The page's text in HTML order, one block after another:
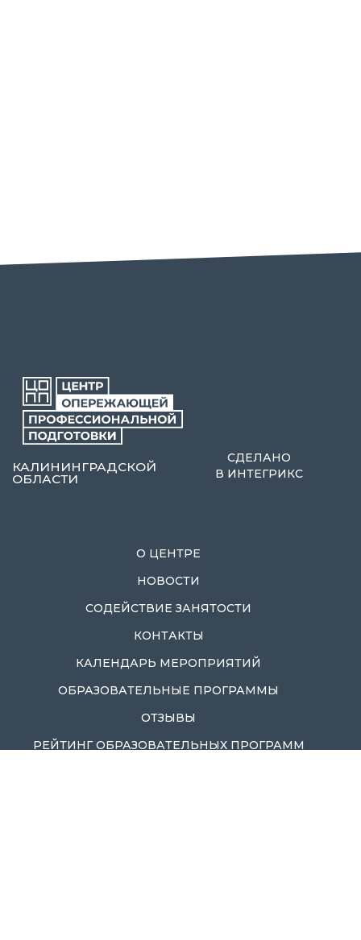
КАЛИНИНГРАДСКОЙ
ОБЛАСТИ
СДЕЛАНО
В ИНТЕГРИКС
О ЦЕНТРЕ
НОВОСТИ
СОДЕЙСТВИЕ ЗАНЯТОСТИ
КОНТАКТЫ
КАЛЕНДАРЬ МЕРОПРИЯТИЙ
ОБРАЗОВАТЕЛЬНЫЕ ПРОГРАММЫ
ОТЗЫВЫ
РЕЙТИНГ ОБРАЗОВАТЕЛЬНЫХ ПРОГРАММ